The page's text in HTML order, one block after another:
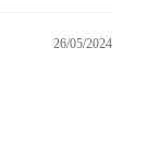
26/05/2024